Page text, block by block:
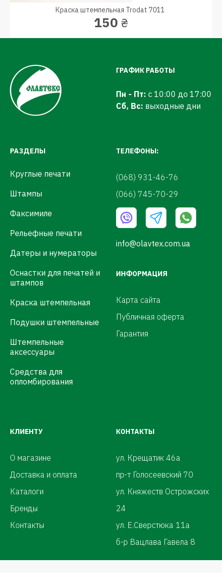
Краска штемпельная Trodat 7011
150 ₴
ГРАФИК РАБОТЫ
Пн - Пт: с 10:00 до 17:00
Сб, Вс: выходные дни
РАЗДЕЛЫ
Круглые печати
Штампы
Факсимиле
Рельефные печати
Датеры и нумераторы
Оснастки для печатей и
штампов
Краска штемпельная
Подушки штемпельные
Штемпельные
аксессуары
Средства для
опломбирования
ТЕЛЕФОНЫ:
(068) 931-46-76
(066) 745-70-29
info@olavtex.com.ua
ИНФОРМАЦИЯ
Карта сайта
Публичная оферта
Гарантия
КЛИЕНТУ
О магазине
Доставка и оплата
Каталоги
Бренды
Контакты
КОНТАКТЫ
ул. Крещатик 46а
пр-т Голосеевский 70
ул. Княжеств Острожских
24
ул. Е.Сверстюка 11а
б-р Вацлава Гавела 8